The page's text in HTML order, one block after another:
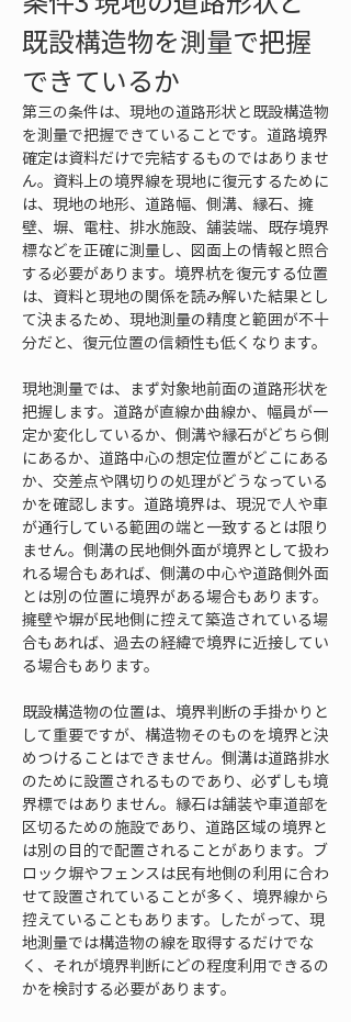
既設構造物を測量で把握
できているか
第三の条件は、現地の道路形状と既設構造物
を測量で把握できていることです。道路境界
確定は資料だけで完結するものではありませ
ん。資料上の境界線を現地に復元するために
は、現地の地形、道路幅、側溝、縁石、擁
壁、塀、電柱、排水施設、舗装端、既存境界
標などを正確に測量し、図面上の情報と照合
する必要があります。境界杭を復元する位置
は、資料と現地の関係を読み解いた結果とし
て決まるため、現地測量の精度と範囲が不十
分だと、復元位置の信頼性も低くなります。
現地測量では、まず対象地前面の道路形状を
把握します。道路が直線か曲線か、幅員が一
定か変化しているか、側溝や縁石がどちら側
にあるか、道路中心の想定位置がどこにある
か、交差点や隅切りの処理がどうなっている
かを確認します。道路境界は、現況で人や車
が通行している範囲の端と一致するとは限り
ません。側溝の民地側外面が境界として扱わ
れる場合もあれば、側溝の中心や道路側外面
とは別の位置に境界がある場合もあります。
擁壁や塀が民地側に控えて築造されている場
合もあれば、過去の経緯で境界に近接してい
る場合もあります。
既設構造物の位置は、境界判断の手掛かりと
して重要ですが、構造物そのものを境界と決
めつけることはできません。側溝は道路排水
のために設置されるものであり、必ずしも境
界標ではありません。縁石は舗装や車道部を
区切るための施設であり、道路区域の境界と
は別の目的で配置されることがあります。ブ
ロック塀やフェンスは民有地側の利用に合わ
せて設置されていることが多く、境界線から
控えていることもあります。したがって、現
地測量では構造物の線を取得するだけでな
く、それが境界判断にどの程度利用できるの
かを検討する必要があります。